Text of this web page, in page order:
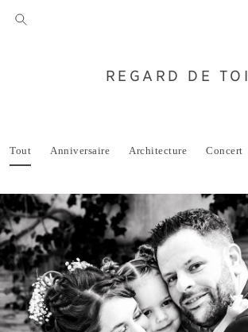
REGARD DE TOI
Tout Anniversaire Architecture Concert